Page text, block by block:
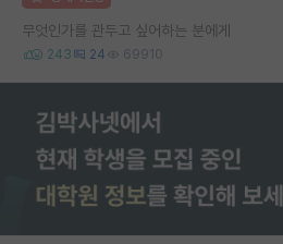
무엇인가를 관두고 싶어하는 분에게
243 24 69910